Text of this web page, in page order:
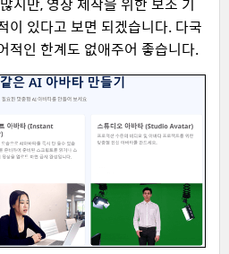
이 있다고 보면 되겠습니다. 다국
적인 한계도 없애주어 좋습니다.